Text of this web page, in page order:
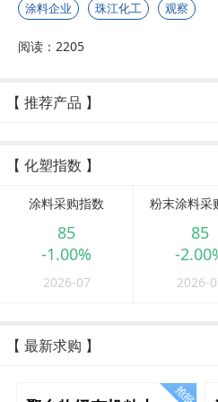
涂料企业 珠江化工 观察
阅读：2205
【 推荐产品 】
【 化塑指数 】
涂料采购指数
85
-1.00%
2026-07
粉末涂料采
85
-
2026-
【 最新求购 】